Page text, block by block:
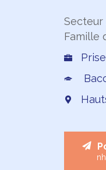
Secteur
Famille